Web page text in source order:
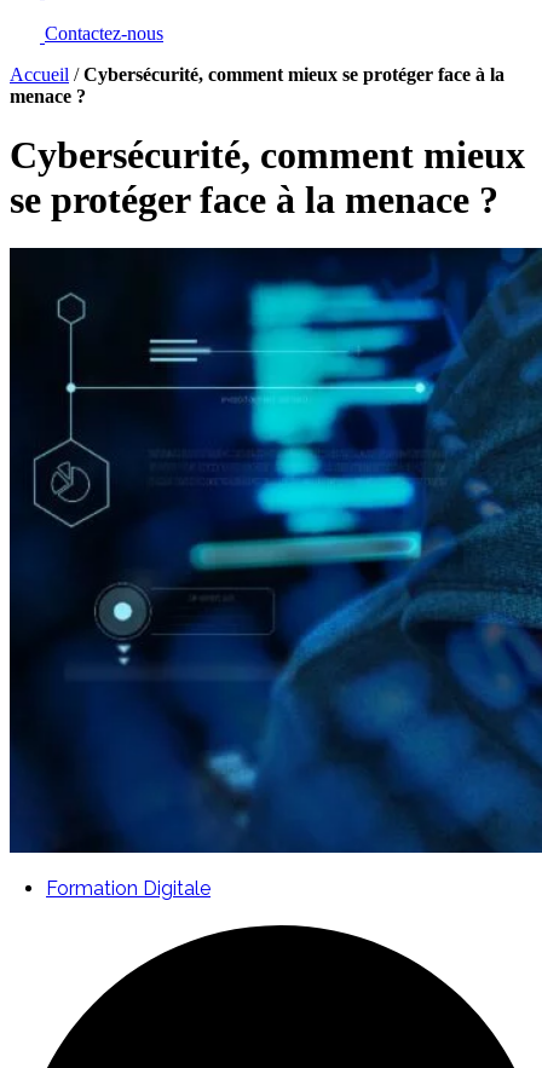
Contactez-nous
Accueil /Cybersécurité, comment mieux se protéger face à la
menace ?
Cybersécurité, comment mieux
se protéger face à la menace ?
Formation Digitale